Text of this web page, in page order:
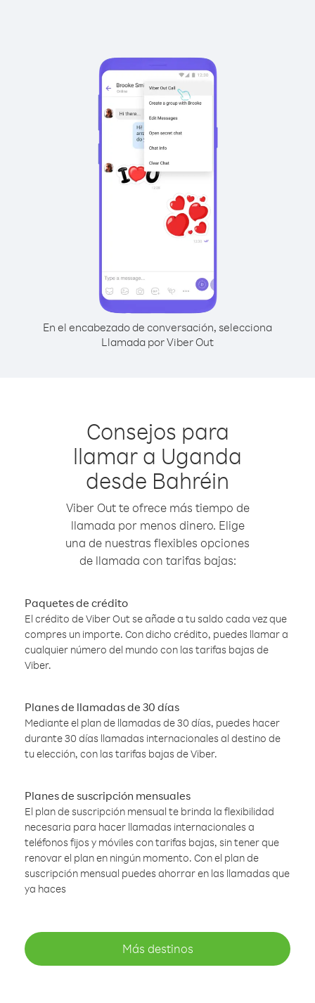
En el encabezado de conversación, selecciona
Llamada por Viber Out
Consejos para
llamar a Uganda
desde Bahréin
Viber Out te ofrece más tiempo de
llamada por menos dinero. Elige
una de nuestras flexibles opciones
de llamada con tarifas bajas:
Paquetes de crédito
El crédito de Viber Out se añade a tu saldo cada vez que
compres un importe. Con dicho crédito, puedes llamar a
cualquier número del mundo con las tarifas bajas de
Viber.
Planes de llamadas de 30 días
Mediante el plan de llamadas de 30 días, puedes hacer
durante 30 días llamadas internacionales al destino de
tu elección, con las tarifas bajas de Viber.
Planes de suscripción mensuales
El plan de suscripción mensual te brinda la flexibilidad
necesaria para hacer llamadas internacionales a
teléfonos fijos y móviles con tarifas bajas, sin tener que
renovar el plan en ningún momento. Con el plan de
suscripción mensual puedes ahorrar en las llamadas que
ya haces
Más destinos